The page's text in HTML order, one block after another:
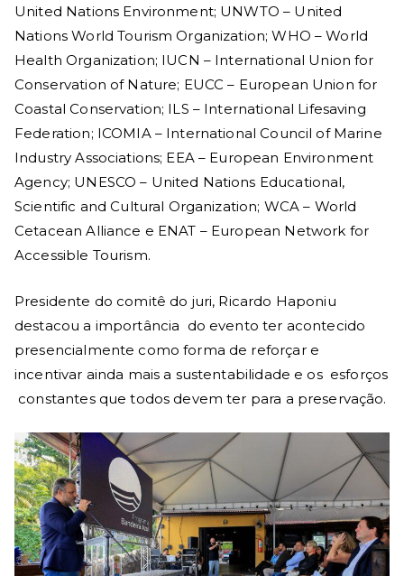
United Nations Environment; UNWTO – United
Nations World Tourism Organization; WHO – World
Health Organization; IUCN – International Union for
Conservation of Nature; EUCC – European Union for
Coastal Conservation; ILS – International Lifesaving
Federation; ICOMIA – International Council of Marine
Industry Associations; EEA – European Environment
Agency; UNESCO – United Nations Educational,
Scientific and Cultural Organization; WCA – World
Cetacean Alliance e ENAT – European Network for
Accessible Tourism.
Presidente do comitê do juri, Ricardo Haponiu
destacou a importância do evento ter acontecido
presencialmente como forma de reforçar e
incentivar ainda mais a sustentabilidade e os esforços
constantes que todos devem ter para a preservação.